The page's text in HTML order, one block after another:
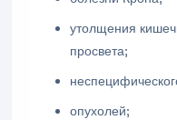
утолщения
просвета;
опухолей;